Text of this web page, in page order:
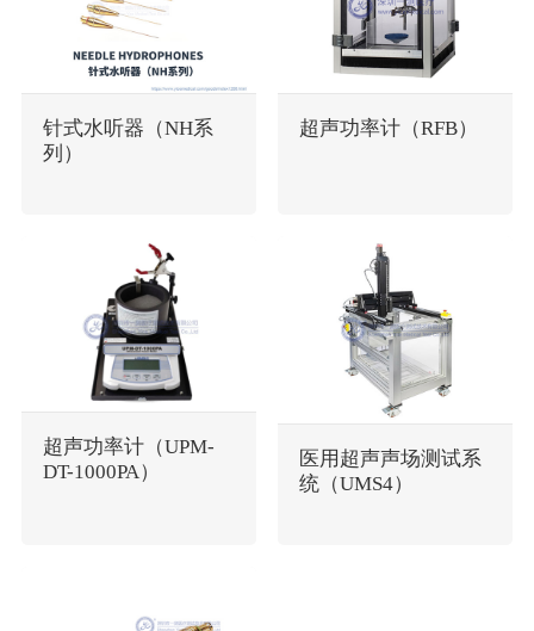
针式水听器（NH系
列）
超声功率计（RFB）
超声功率计（UPM-
DT-1000PA）
医用超声声场测试系
统（UMS4）